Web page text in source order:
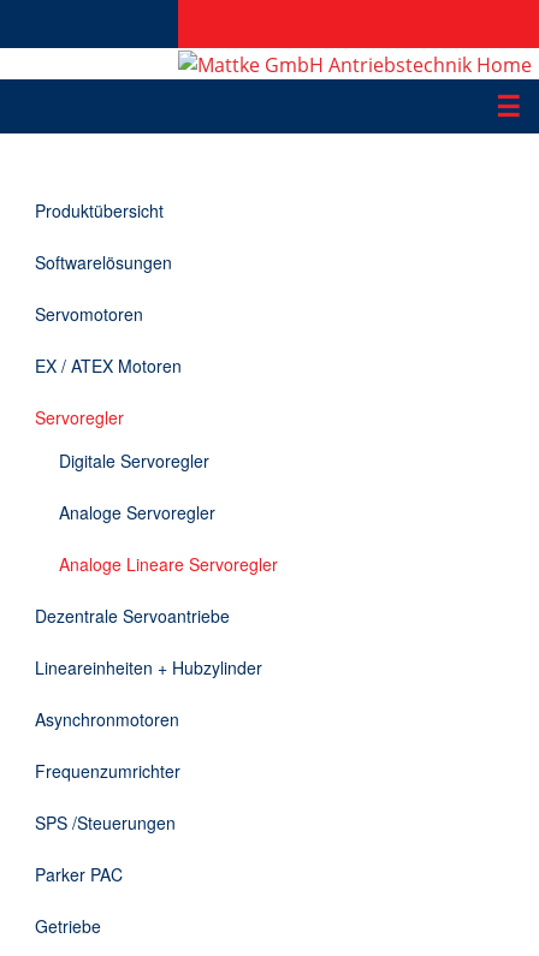
☰
Applikationen
Informationen
Downloads
Kontakt
Produktübersicht
Softwarelösungen
Servomotoren
EX / ATEX Motoren
Servoregler
Digitale Servoregler
Analoge Servoregler
Analoge Lineare Servoregler
Dezentrale Servoantriebe
Lineareinheiten + Hubzylinder
Asynchronmotoren
Frequenzumrichter
SPS /Steuerungen
Parker PAC
Getriebe